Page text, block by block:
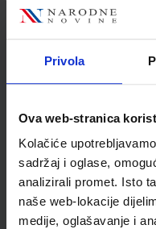
Privola
Ova web-stranica
Kolačiće
sadržaj i oglase,
analizirali promet. Isto
naše web-lokacije
medije, oglašavanje i
Detalji proizvoda
Šifra proizvoda